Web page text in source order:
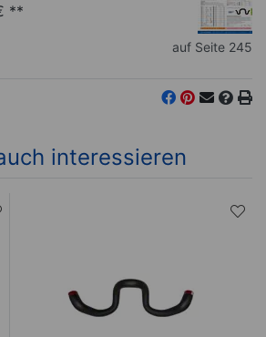
**
auf Seite 245
interessieren